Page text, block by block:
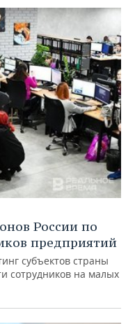
России по
предприятий
субъектов страны
сотрудников на малых